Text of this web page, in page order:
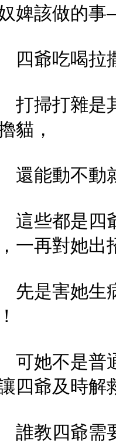
婢該做的
爺吃喝拉撒
掃打雜是其
貓，
能動不動就
些都是四爺
一再對她出
是害她生病
她不是普通
四爺及時解
教四爺需要